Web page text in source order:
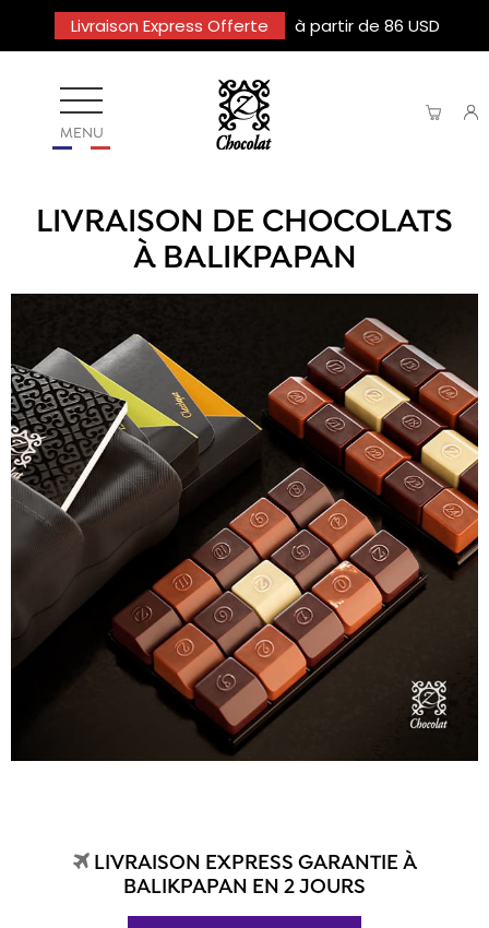
Livraison Express Offerte à partir de 86 USD
MENU
LIVRAISON DE CHOCOLATS
À BALIKPAPAN
LIVRAISON EXPRESS GARANTIE À
BALIKPAPAN EN 2 JOURS